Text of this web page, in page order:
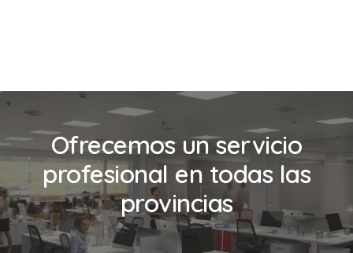
Ofrecemos un servicio
profesional en todas las
provincias